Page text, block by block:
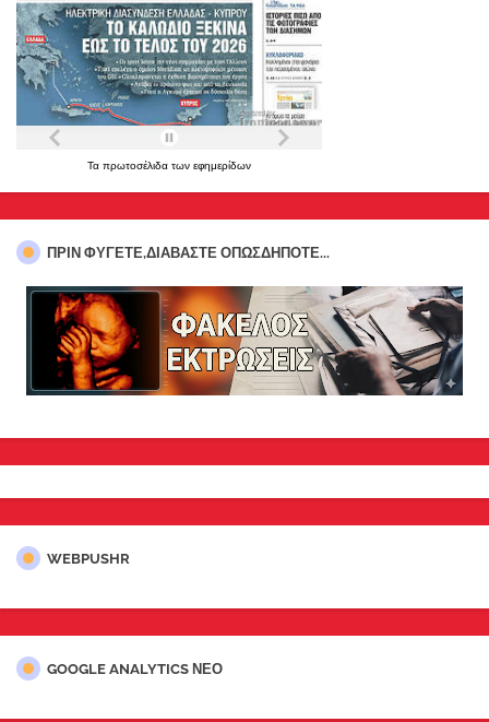
Τα πρωτοσέλιδα των εφημερίδων
ΠΡΊΝ ΦΎΓΕΤΕ,ΔΙΑΒΆΣΤΕ ΟΠΩΣΔΉΠΟΤΕ...
WEBPUSHR
GOOGLE ANALYTICS ΝΕΟ